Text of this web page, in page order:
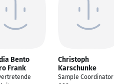
Bento
Frank
Christoph
Karschunke
Sample Coordinator